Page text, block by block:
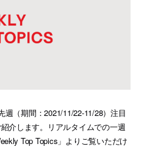
週（期間：2021/11/22-11/28）注目
介します。リアルタイムでの一週
Top Topics」よりご覧いただけ